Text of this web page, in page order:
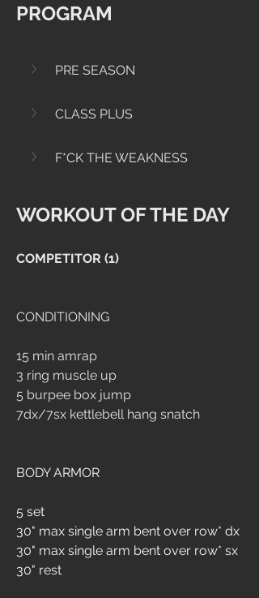
PROGRAM
PRE SEASON
CLASS PLUS
F*CK THE WEAKNESS
WORKOUT OF THE DAY
COMPETITOR (1)
CONDITIONING
15 min amrap
3 ring muscle up
5 burpee box jump
7dx/7sx kettlebell hang snatch
BODY ARMOR
5 set
30" max single arm bent over row* dx
30" max single arm bent over row* sx
30" rest